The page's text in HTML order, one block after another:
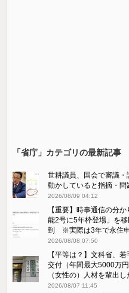
「省庁」カテゴリの最新記事
世耕議員、国会で審議
動かしていると指摘・問
2026/08/09 04:12
【重要】時事通信の分
能2号に5年枠登場」を
到 ※実際は3年で永住
2026/08/08 07:50
【平等は？】文科省、
交付（年間最大5000万
（女性の）人材を輩出し
2026/08/07 11:45